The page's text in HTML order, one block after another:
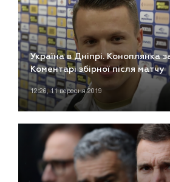
Україна в Дніпрі. Коноплянка
Коментарі збірної після матчу
12:26, 11 вересня 2019